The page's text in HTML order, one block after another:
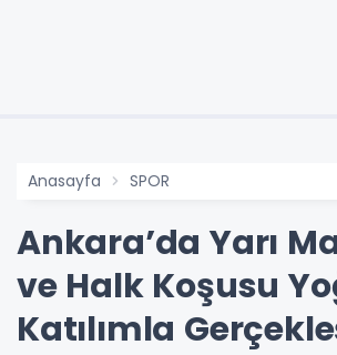
Anasayfa SPOR
Ankara’da Yarı
ve Halk Koşusu
Katılımla